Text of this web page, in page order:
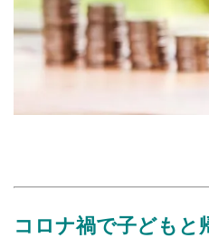
コロナ禍で子ども と